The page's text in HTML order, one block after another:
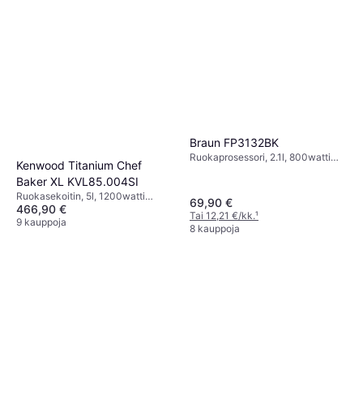
Kenwood Titanium Chef
Baker XL KVL85.004SI
Ruokasekoitin, 5l, 1200watti
Planeetta-/Orbitaaliliike, Muuttuva
Nopeus, Turbo-/Pulssitoiminto,
466,90 €
9 kauppoja
Braun FP3132BK
Ruokaprosessori, 2.1l, 800watti
Astianpesukoneenkestävät Osat,
Turvalukitus
69,90 €
Tai 12,21 €/kk.¹
8 kauppoja